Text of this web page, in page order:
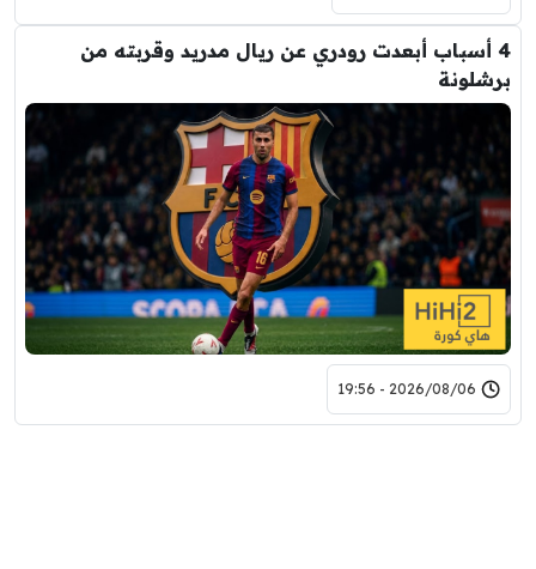
4 أسباب أبعدت رودري عن ريال مدريد وقربته من
برشلونة
2026/08/06 - 19:56